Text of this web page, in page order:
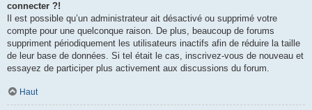
connecter ?!
Il est possible qu’un administrateur ait désactivé ou supprimé votre
compte pour une quelconque raison. De plus, beaucoup de forums
suppriment périodiquement les utilisateurs inactifs afin de réduire la taille
de leur base de données. Si tel était le cas, inscrivez-vous de nouveau et
essayez de participer plus activement aux discussions du forum.
Haut